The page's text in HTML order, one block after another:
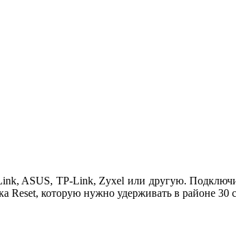
ASUS, TP-Link, Zyxel или другую.
Reset, которую нужно удерживать в районе 30